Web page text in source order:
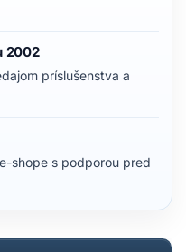
2002
príslušenstva a
shope s podporou pred